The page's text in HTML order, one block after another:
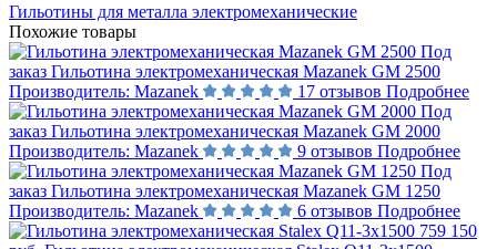
Гильотины для металла электромеханические
Похожие товары
Под
заказ Гильотина электромеханическая Mazanek GM 2500
Производитель: Mazanek 17 отзывов Подробнее
Под
заказ Гильотина электромеханическая Mazanek GM 2000
Производитель: Mazanek 9 отзывов Подробнее
Под
заказ Гильотина электромеханическая Mazanek GM 1250
Производитель: Mazanek 6 отзывов Подробнее
759 150